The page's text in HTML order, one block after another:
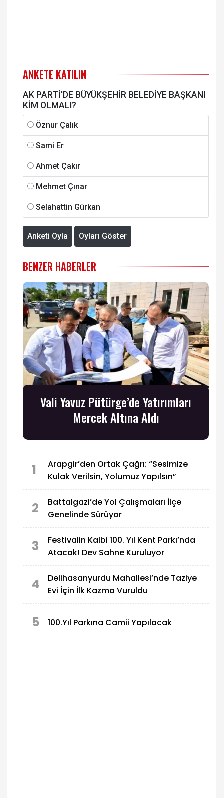
ANKETE KATILIN
AK PARTİ'DE BÜYÜKŞEHİR BELEDİYE BAŞKANI
KİM OLMALI?
Öznur Çalık
Sami Er
Ahmet Çakır
Mehmet Çınar
Selahattin Gürkan
Anketi Oyla Oyları Göster
BENZER HABERLER
Vali Yavuz Pütürge’de Yatırımları
Mercek Altına Aldı
1
Arapgir’den Ortak Çağrı: “Sesimize
Kulak Verilsin, Yolumuz Yapılsın”
2
Battalgazi’de Yol Çalışmaları İlçe
Genelinde Sürüyor
3
Festivalin Kalbi 100. Yıl Kent Parkı’nda
Atacak! Dev Sahne Kuruluyor
4
Delihasanyurdu Mahallesi’nde Taziye
Evi İçin İlk Kazma Vuruldu
5 100.Yıl Parkına Camii Yapılacak